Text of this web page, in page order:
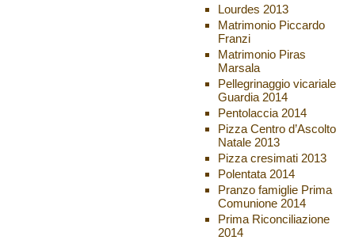
Lourdes 2013
Matrimonio Piccardo
Franzi
Matrimonio Piras
Marsala
Pellegrinaggio vicariale
Guardia 2014
Pentolaccia 2014
Pizza Centro d’Ascolto
Natale 2013
Pizza cresimati 2013
Polentata 2014
Pranzo famiglie Prima
Comunione 2014
Prima Riconciliazione
2014